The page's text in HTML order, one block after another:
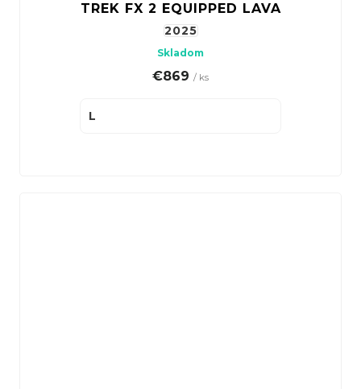
TREK FX 2 EQUIPPED LAVA
2025
Skladom
€869 / ks
L